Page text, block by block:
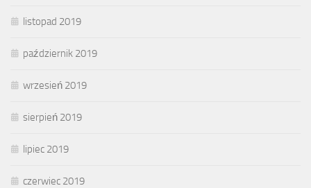
listopad 2019
październik 2019
wrzesień 2019
sierpień 2019
lipiec 2019
czerwiec 2019